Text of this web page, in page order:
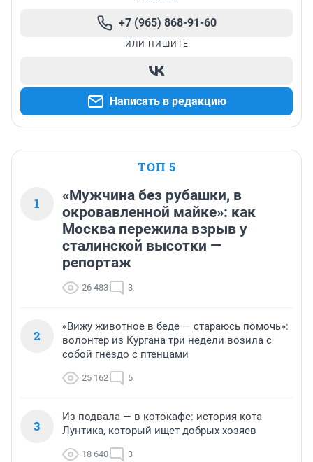
+7 (965) 868-91-60
ИЛИ ПИШИТЕ
Написать в редакцию
ТОП 5
1
«Мужчина без рубашки, в
окровавленной майке»: как
Москва пережила взрыв у
сталинской высотки —
репортаж
26 483 3
2
«Вижу животное в беде — стараюсь помочь»:
волонтер из Кургана три недели возила с
собой гнездо с птенцами
25 162 5
3
Из подвала — в котокафе: история кота
Лунтика, который ищет добрых хозяев
18 640 3